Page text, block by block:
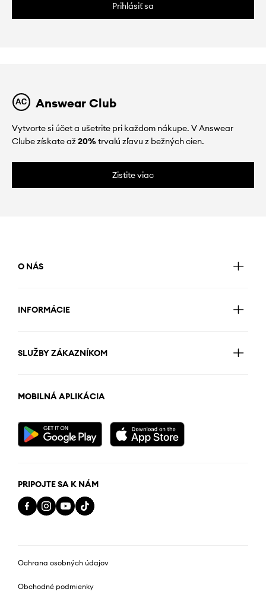
Prihlásiť sa
Answear Club
Vytvorte si účet a ušetrite pri každom nákupe. V Answear
Clube získate až20%trvalú zľavu z bežných cien.
Zistite viac
O NÁS
INFORMÁCIE
SLUŽBY ZÁKAZNÍKOM
MOBILNÁ APLIKÁCIA
PRIPOJTE SA K NÁM
Ochrana osobných údajov
Obchodné podmienky